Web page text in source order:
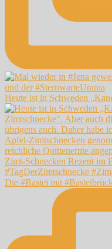
Heute ist in Schweden
Die #Bastei mit